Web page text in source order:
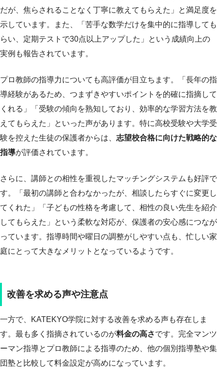
だが、焦らされることなく丁寧に教えてもらえた」と満足度を
示しています。また、「苦手な数学だけを集中的に指導しても
らい、定期テストで30点以上アップした」という成績向上の
実例も報告されています。
プロ教師の指導力についても高評価が目立ちます。「長年の指
導経験があるため、つまずきやすいポイントを的確に指摘して
くれる」「受験の傾向を熟知しており、効率的な学習方法を教
えてもらえた」といった声があります。特に高校受験や大学受
験を控えた生徒の保護者からは、 志望校合格に向けた戦略的な
指導が評価されています。
さらに、講師との相性を重視したマッチングシステムも好評で
す。「最初の講師と合わなかったが、相談したらすぐに変更し
てくれた」「子どもの性格を考慮して、相性の良い先生を紹介
してもらえた」という柔軟な対応が、保護者の安心感につなが
っています。指導時間や曜日の調整がしやすい点も、忙しい家
庭にとって大きなメリットとなっているようです。
改善を求める声や注意点
一方で、KATEKYO学院に対する改善を求める声も存在しま
す。最も多く指摘されているのが料金の高さです。完全マンツ
ーマン指導とプロ教師による指導のため、他の個別指導塾や集
団塾と比較して料金設定が高めになっています。